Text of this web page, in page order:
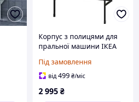
Корпус з полицями для
пральної машини ІКЕА
80х30х129 см 405.160.92
Під замовлення
від499₴/міс
2 995₴